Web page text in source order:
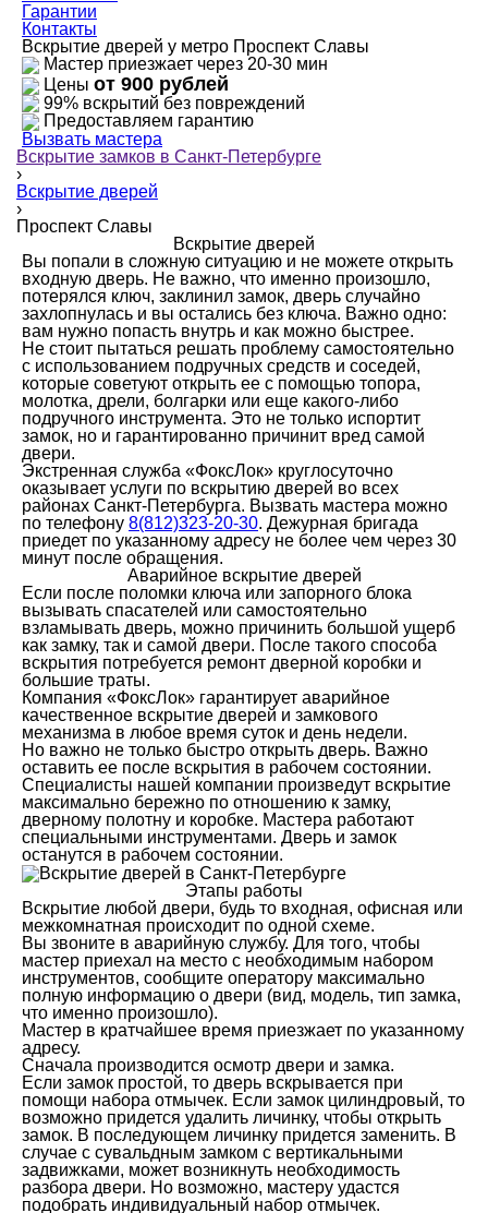
Гарантии
Контакты
Вскрытие дверей у метро Проспект Славы
Мастер приезжает через 20-30 мин
Цены от 900 рублей
99% вскрытий без повреждений
Предоставляем гарантию
Вызвать мастера
Вскрытие замков в Санкт-Петербурге
›
Вскрытие дверей
›
Проспект Славы
Вскрытие дверей
Вы попали в сложную ситуацию и не можете открыть
входную дверь. Не важно, что именно произошло,
потерялся ключ, заклинил замок, дверь случайно
захлопнулась и вы остались без ключа. Важно одно:
вам нужно попасть внутрь и как можно быстрее.
Не стоит пытаться решать проблему самостоятельно
с использованием подручных средств и соседей,
которые советуют открыть ее с помощью топора,
молотка, дрели, болгарки или еще какого-либо
подручного инструмента. Это не только испортит
замок, но и гарантированно причинит вред самой
двери.
Экстренная служба «ФоксЛок» круглосуточно
оказывает услуги по вскрытию дверей во всех
районах Санкт-Петербурга. Вызвать мастера можно
по телефону 8(812)323-20-30. Дежурная бригада
приедет по указанному адресу не более чем через 30
минут после обращения.
Аварийное вскрытие дверей
Если после поломки ключа или запорного блока
вызывать спасателей или самостоятельно
взламывать дверь, можно причинить большой ущерб
как замку, так и самой двери. После такого способа
вскрытия потребуется ремонт дверной коробки и
большие траты.
Компания «ФоксЛок» гарантирует аварийное
качественное вскрытие дверей и замкового
механизма в любое время суток и день недели.
Но важно не только быстро открыть дверь. Важно
оставить ее после вскрытия в рабочем состоянии.
Специалисты нашей компании произведут вскрытие
максимально бережно по отношению к замку,
дверному полотну и коробке. Мастера работают
специальными инструментами. Дверь и замок
останутся в рабочем состоянии.
Этапы работы
Вскрытие любой двери, будь то входная, офисная или
межкомнатная происходит по одной схеме.
Вы звоните в аварийную службу. Для того, чтобы
мастер приехал на место с необходимым набором
инструментов, сообщите оператору максимально
полную информацию о двери (вид, модель, тип замка,
что именно произошло).
Мастер в кратчайшее время приезжает по указанному
адресу.
Сначала производится осмотр двери и замка.
Если замок простой, то дверь вскрывается при
помощи набора отмычек. Если замок цилиндровый, то
возможно придется удалить личинку, чтобы открыть
замок. В последующем личинку придется заменить. В
случае с сувальдным замком с вертикальными
задвижками, может возникнуть необходимость
разбора двери. Но возможно, мастеру удастся
подобрать индивидуальный набор отмычек.